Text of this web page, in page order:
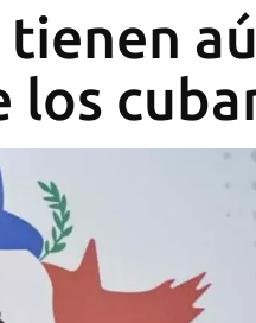
tienen
los